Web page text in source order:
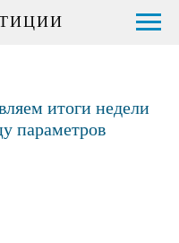
итоги недели
параметров